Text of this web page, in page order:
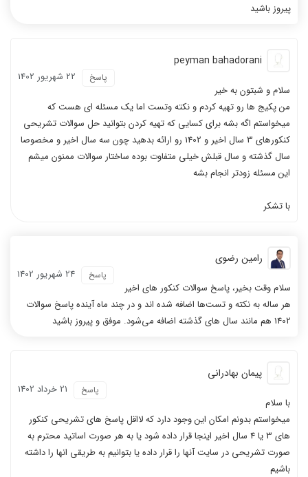
پیروز باشید
peyman bahadorani
22 شهریور 1402 پاسخ
سلام و شبتون به خیر
من پکیج ها رو تهیه کردم و نکته وتست اما یک مسئله ای هست که
میخواستم اگه بشه برای کسایی که تهیه کردن بتوانید حل سوالات تشریحی
کنکورهای 3 سال اخیر و 1402 رو ارائه بدهید چون سه سال اخیر و مخصوصا
سال گذشته و سال قبلش خیلی متفاوت بوده ساختار سوالات ممنون میشم
این مسئله زودتر انجام بشه
با تشکر
رامین رضوی
24 شهریور 1402 پاسخ
سلام وقت بخیر، پاسخ سوالات کنکور های اخیر
هر ساله به نکته و تست‌ها اضافه شده اند و در چند ماه آینده پاسخ سوالات
1402 هم مانند سال های گذشته اضافه می‌شود. موفق و پیروز باشید
پیمان بهادرانی
21 خرداد 1402 پاسخ
با سلام
میخواستم بدونم امکان این وجود دارد که لااقل پاسخ های تشریحی کنکور
های 3 یا 4 سال اخیر اینجا قرار داده شود یا به هر صورت اساتید محترم به
صورت تشریحی در سایت آنها را قرار داده یا بتوانیم به طریقی انها را داشته
باشیم